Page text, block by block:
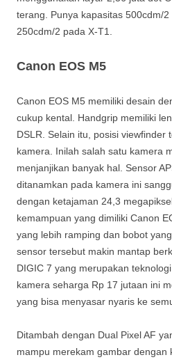
terang. Punya kapasitas 500cdm/
250cdm/2 pada X-T1.
Canon EOS M5
Canon EOS M5 memiliki desain
cukup kental. Handgrip memiliki
DSLR. Selain itu, posisi viewfinder
kamera. Inilah salah satu kamera
menjanjikan banyak hal. Sensor
ditanamkan pada kamera ini
dengan ketajaman 24,3
kemampuan yang dimiliki Canon
yang lebih ramping dan bobot
sensor tersebut makin mantap
DIGIC 7 yang merupakan
kamera seharga Rp 17 jutaan ini
yang bisa menyasar nyaris ke
Ditambah dengan Dual Pixel AF
mampu merekam gambar dengan